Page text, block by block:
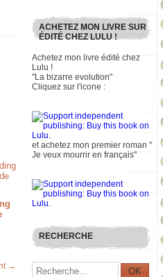
→
ACHETEZ MON LIVRE SUR
ÉDITÉ CHEZ LULU !
Achetez mon livre édité chez
Lulu !
"La bizarre evolution"
Cliquez sur l'icone :
et achetez mon premier roman "
Je veux mourrir en français"
RECHERCHE